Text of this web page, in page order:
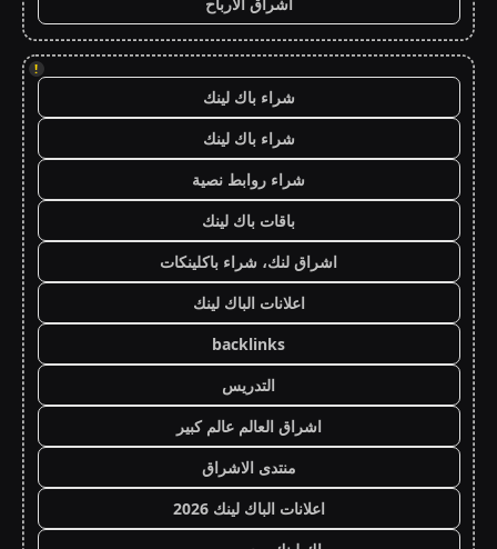
!
شراء باك لينك
شراء باك لينك
شراء روابط نصية
باقات باك لينك
اشراق لنك، شراء باكلينكات
اعلانات الباك لينك
backlinks
التدريس
اشراق العالم عالم كبير
منتدى الاشراق
اعلانات الباك لينك 2026